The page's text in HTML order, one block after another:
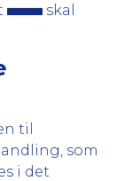
skal
til
som
i det